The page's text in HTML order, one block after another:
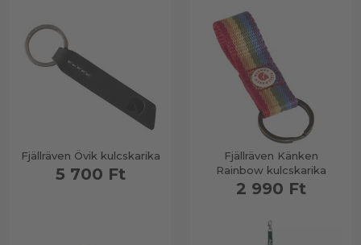
Fjällräven Övik kulcskarika
5 700 Ft
Fjällräven Känken
Rainbow kulcskarika
2 990 Ft